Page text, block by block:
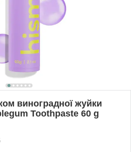
виноградної жуйки
Toothpaste 60 g